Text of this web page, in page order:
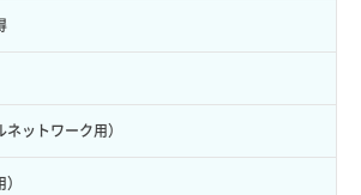
インストール）
（CPU）
ットワーク用）